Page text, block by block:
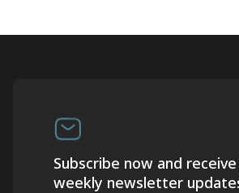
Subscribe now and receive
weekly newsletter